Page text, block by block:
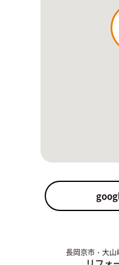
長岡京市・大